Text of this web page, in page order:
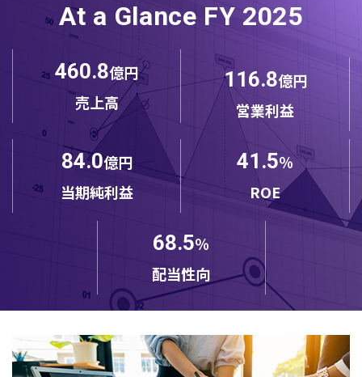
At a Glance FY 2025
460.8億円
売上高
116.8億円
営業利益
84.0億円
当期純利益
41.5％
ROE
68.5％
配当性向